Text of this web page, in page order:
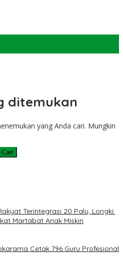
ditemukan
yang Anda cari. Mungkin
Terintegrasi 20 Palu, Longki:
Martabat Anak Miskin
Cetak 796 Guru Profesional